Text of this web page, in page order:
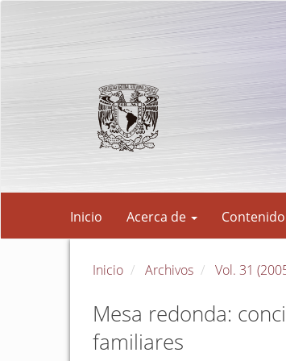
principal
Inicio Acerca de Contenido
Inicio Archivos Vol. 31
Mesa redonda:
familiares